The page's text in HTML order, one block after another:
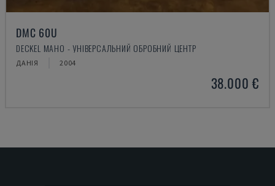
DMC 60U
DECKEL MAHO - УНІВЕРСАЛЬНИЙ ОБРОБНИЙ ЦЕНТР
ДАНІЯ 2004
38.000 €